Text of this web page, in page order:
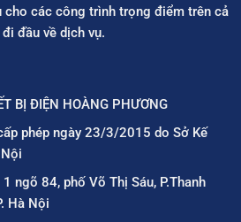
cho các công trình trọng điểm trên cả
đầu về dịch vụ.
BỊ ĐIỆN HOÀNG PHƯƠNG
phép ngày 23/3/2015 do Sở Kế
ngõ 84, phố Võ Thị Sáu, P.Thanh
Hà Nội